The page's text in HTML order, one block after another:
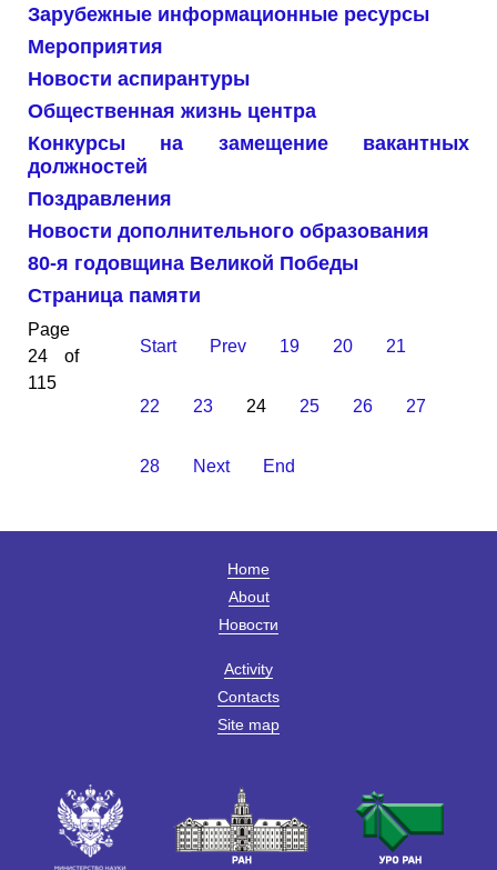
Зарубежные информационные ресурсы
Мероприятия
Новости аспирантуры
Общественная жизнь центра
Конкурсы на замещение вакантных
должностей
Поздравления
Новости дополнительного образования
80-я годовщина Великой Победы
Страница памяти
Page
24 of
115
Start Prev 19 20 21
22 23 24 25 26 27
28 Next End
Home
About
Новости
Activity
Contacts
Site map